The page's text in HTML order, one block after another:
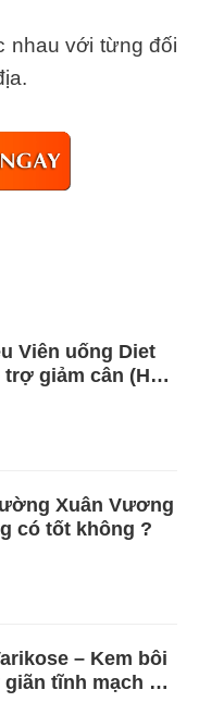
nhau với từng đối
Viên uống Diet
giảm cân (Hộp
Xuân Vương
có tốt không ?
tĩnh mạch có